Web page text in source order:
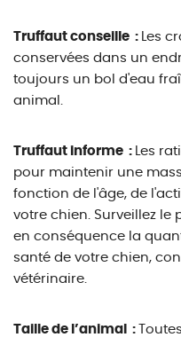
Truffaut conseille : Les
conservées dans un
toujours un bol d'eau
animal.
Truffaut informe : Les
pour maintenir une
fonction de l'âge, de
votre chien. Surveillez le
en conséquence la
santé de votre chien,
vétérinaire.
Taille de l’animal :